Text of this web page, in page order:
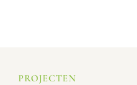
PROJECTEN